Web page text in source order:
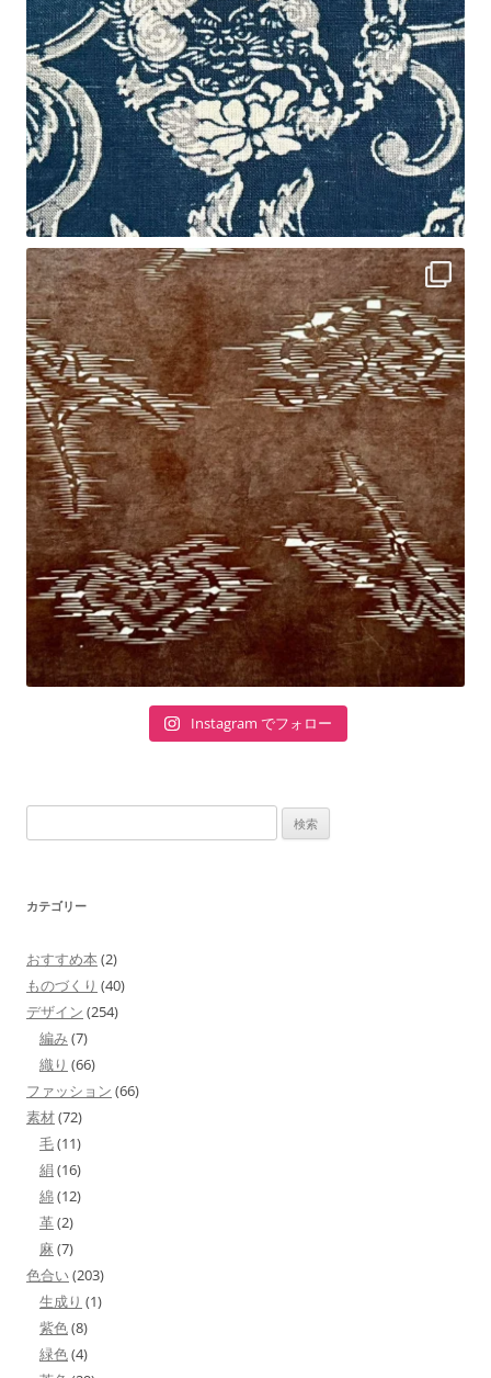
Instagram でフォロー
索:
カテゴリー
おすすめ本 (2)
ものづくり (40)
デザイン (254)
編み (7)
織り (66)
ファッション (66)
素材(72)
毛(11)
絹(16)
綿(12)
革(2)
麻 (7)
色合い(203)
生成り (1)
紫色(8)
緑色(4)